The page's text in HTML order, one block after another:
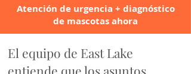
Atención de urgencia + diagnóstico
de mascotas ahora
El equipo de East Lake
entiende que los asuntos